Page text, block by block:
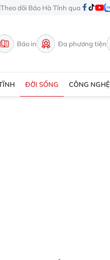
Theo dõi Báo Hà Tĩnh qua
Báo in Đa phương tiện
ĐỜI SỐNG CÔNG NGHỆ